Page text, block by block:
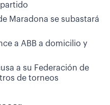
Maradona se subastará
a ABB a domicilio y
a su Federación de
de torneos